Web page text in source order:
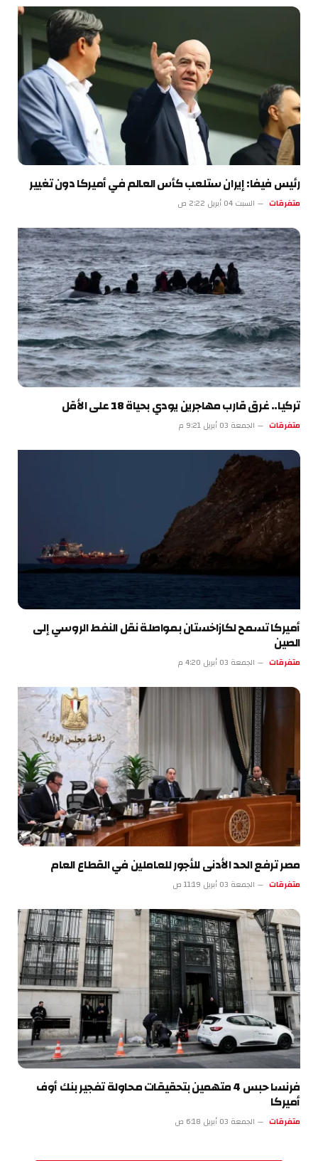
رئيس فيفا: إيران ستلعب كأس العالم في أميركا دون تغيير
متفرقات السبت 04 أبريل 2:22 ص
تركيا.. غرق قارب مهاجرين يودي بحياة 18 على الأقل
متفرقات الجمعة 03 أبريل 9:21 م
أميركا تسمح لكازاخستان بمواصلة نقل النفط الروسي إلى
الصين
متفرقات الجمعة 03 أبريل 4:20 م
مصر ترفع الحد الأدنى للأجور للعاملين في القطاع العام
متفرقات الجمعة 03 أبريل 11:19 ص
فرنسا حبس 4 متهمين بتحقيقات محاولة تفجير بنك أوف
أميركا
متفرقات الجمعة 03 أبريل 6:18 ص